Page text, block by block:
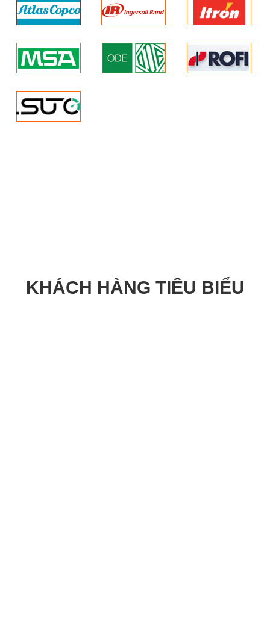
bền, cũng như tuổi thọ
KHÁCH HÀNG TIÊU BIỂU